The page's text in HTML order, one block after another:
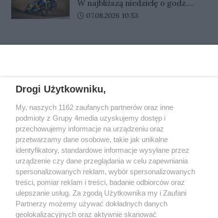
łączna wartość przekracza 4,5
czasie wakacji taki kontakt może
wydawać się szczególnie
naprawdę znajduje się po drugiej
Włókniarzem Częstochowa
W najbliższą niedzielę o godz.
17:00 Gezet Stal Gorzów zmierzy
składy na niedzielny pojedynek.
Data dodania artykułu:
07.08.2026 10:53
REKLAMA
Drogi Użytkowniku,
My, naszych 1162 zaufanych partnerów oraz inne
podmioty z Grupy 4media uzyskujemy dostęp i
przechowujemy informacje na urządzeniu oraz
przetwarzamy dane osobowe, takie jak unikalne
identyfikatory, standardowe informacje wysyłane przez
urządzenie czy dane przeglądania w celu zapewniania
spersonalizowanych reklam, wybór spersonalizowanych
treści, pomiar reklam i treści, badanie odbiorców oraz
ulepszanie usług. Za zgodą Użytkownika my i Zaufani
Partnerzy możemy używać dokładnych danych
geolokalizacyjnych oraz aktywnie skanować